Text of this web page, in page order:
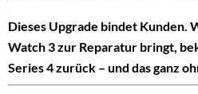
Dieses Upgrade bindet Kunden.
Watch 3 zur Reparatur bringt,
Series 4 zurück – und das ganz